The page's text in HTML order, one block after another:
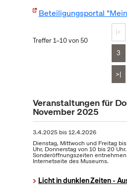
Beteiligungsportal
Treffer 1–10 von 50
|<
3
>|
Veranstaltungen für
November 2025
3.4.2025bis12.4.2026
Dienstag, Mittwoch und Freitag
Uhr, Donnerstag von 10 bis 20 Uhr.
Sonderöffnungszeiten
Internetseite des Museums.
Licht in dunklen Zeiten -